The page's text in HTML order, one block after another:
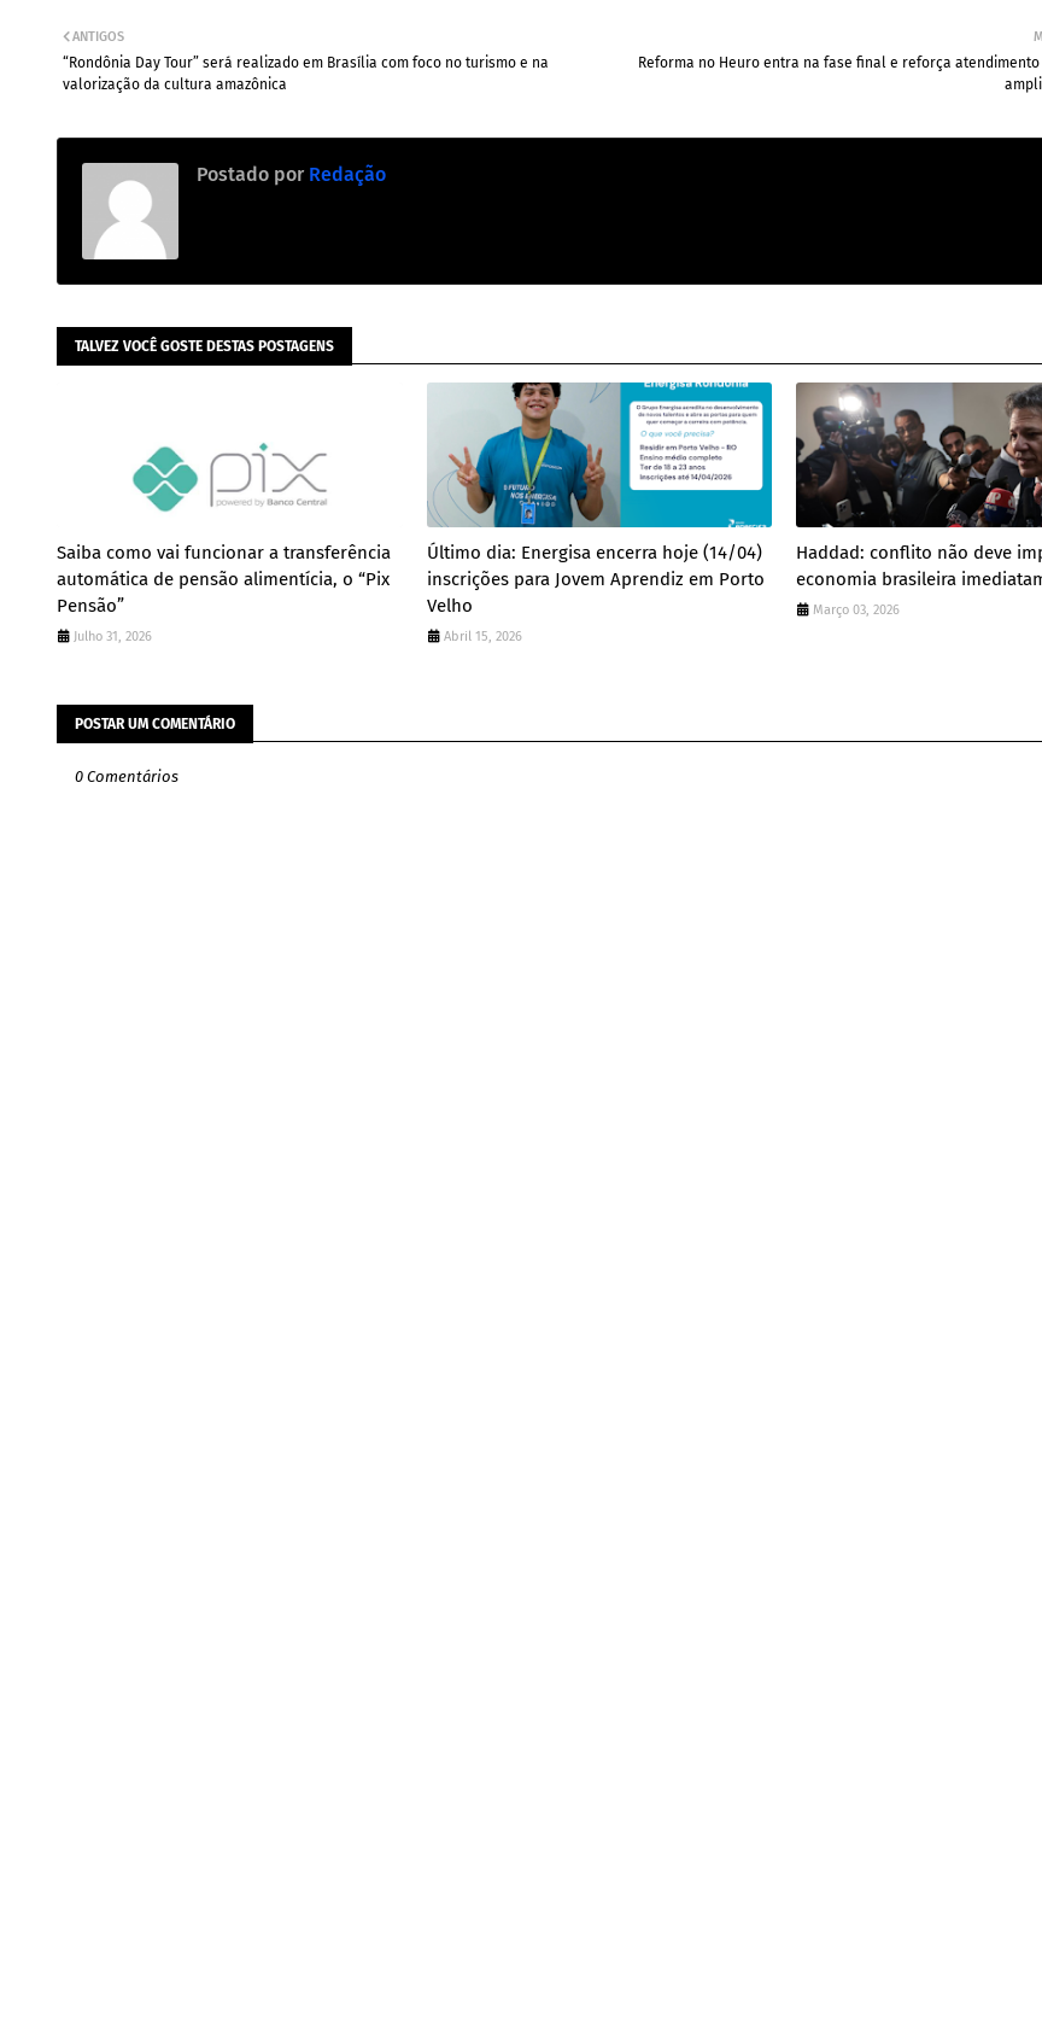
Reforma no Heuro entra na fase final e reforça atendimento
ANTIGOS
“Rondônia Day Tour” será realizado em Brasília com foco no turismo e na
valorização da cultura amazônica
Postado por Redação
TALVEZ VOCÊ GOSTE DESTAS POSTAGENS
Saiba como vai funcionar a transferência
automática de pensão alimentícia, o “Pix
Pensão”
Julho 31, 2026
Último dia: Energisa encerra hoje (14/04)
inscrições para Jovem Aprendiz em Porto
Velho
Abril 15, 2026
Haddad: conflito não deve
economia brasileira
Março 03, 2026
POSTAR UM COMENTÁRIO
0 Comentários